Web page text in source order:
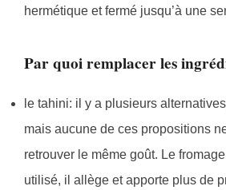
hermétique et fermé jusqu’à une
Par quoi remplacer les
le tahini: il y a plusieurs
mais aucune de ces propositions
retrouver le même goût. Le
utilisé, il allège et apporte plus de